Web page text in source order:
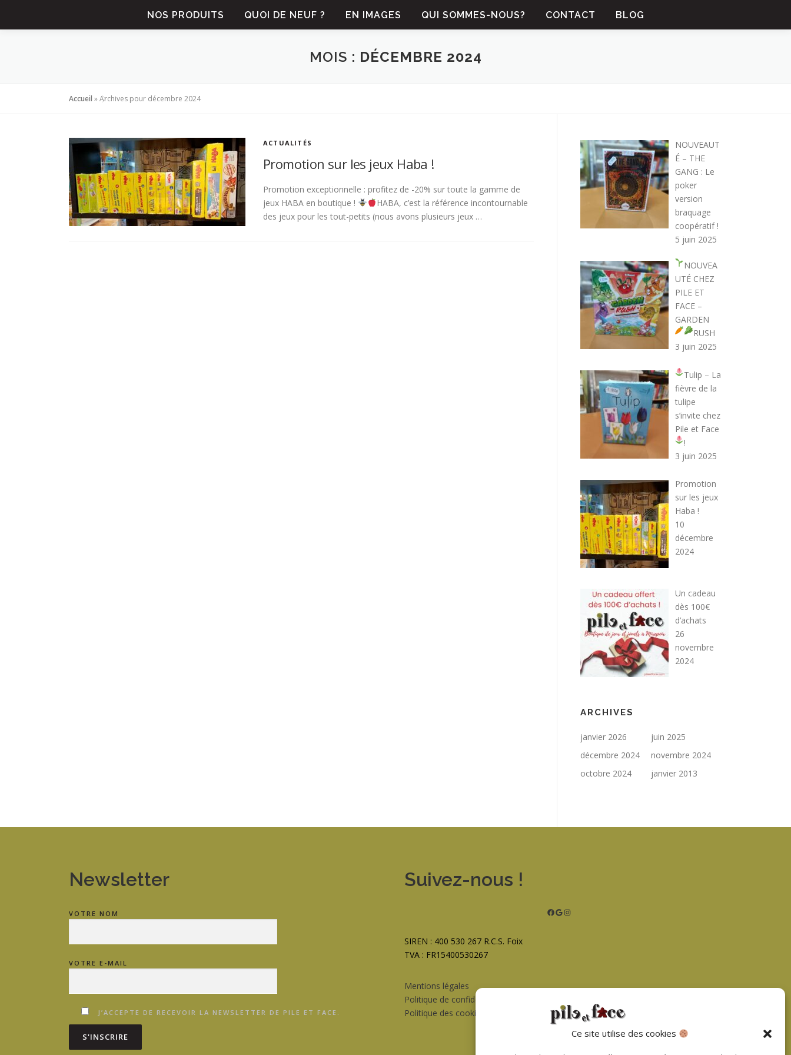
Ce site utilise des cookies
NOS PRODUITS QUOI DE NEUF ? EN IMAGES QUI SOMMES-NOUS? CONTACT BLOG
MOIS : DÉCEMBRE 2024
Accueil »Archives pour décembre 2024
ACTUALITÉS
Promotion sur les jeux Haba !
Promotion exceptionnelle : profitez de -20% sur toute la gamme de
jeux HABA en boutique !
HABA, c’est la référence incontournable
des jeux pour les tout-petits (nous avons plusieurs jeux …
NOUVEAUT
É – THE
GANG : Le
poker
version
braquage
coopératif !
5 juin 2025
NOUVEA
UTÉ CHEZ
PILE ET
FACE –
GARDEN
RUSH
3 juin 2025
Tulip – La
fièvre de la
tulipe
s’invite chez
Pile et Face
!
3 juin 2025
Promotion
sur les jeux
Haba !
10
décembre
2024
Un cadeau
dès 100€
d’achats
26
novembre
2024
ARCHIVES
janvier 2026
juin 2025
décembre 2024
novembre 2024
octobre 2024
janvier 2013
Newsletter
VOTRE NOM
VOTRE E-MAIL
J’ACCEPTE DE RECEVOIR LA NEWSLETTER DE PILE ET FACE.
Suivez-nous !
Facebook
Google
Instagram
SIREN : 400 530 267 R.C.S. Foix
TVA : FR15400530267
Mentions légales
Politique de confidentialité RGPD
Politique des cookies RGPD